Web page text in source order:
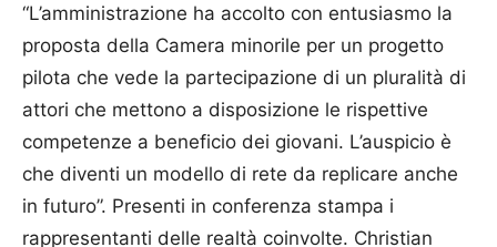
“L’amministrazione ha accolto con entusiasmo la
proposta della Camera minorile per un progetto
pilota che vede la partecipazione di un pluralità di
attori che mettono a disposizione le rispettive
competenze a beneficio dei giovani. L’auspicio è
che diventi un modello di rete da replicare anche
in futuro”. Presenti in conferenza stampa i
rappresentanti delle realtà coinvolte. Christian